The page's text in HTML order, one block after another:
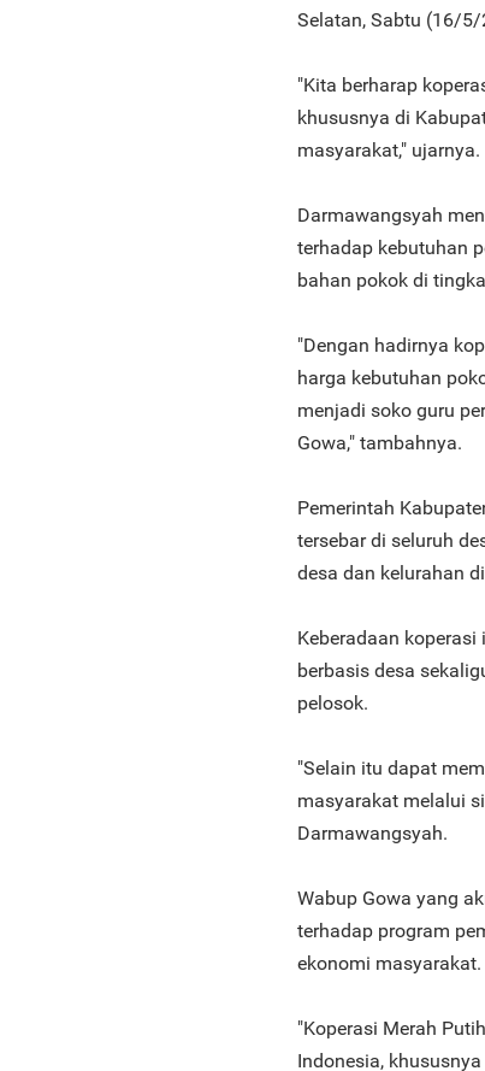
Selatan, Sabtu (16/
"Kita berharap
khususnya di
masyarakat," ujarnya.
Darmawangsyah
terhadap kebutuhan
bahan pokok di
"Dengan hadirnya
harga kebutuhan
menjadi soko guru
Gowa," tambahnya.
Pemerintah
tersebar di seluruh
desa dan kelurahan
Keberadaan
berbasis desa
pelosok.
"Selain itu dapat
masyarakat melalui
Darmawangsyah.
Wabup Gowa yang
terhadap program
ekonomi masyarakat.
"Koperasi Merah
Indonesia,